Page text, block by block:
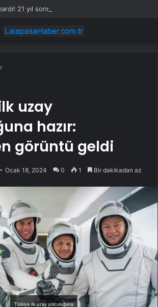
21 yıl sonra ilk… 35 ile şiddetli geliyor
uzay
hazır:
görüntü geldi
Ocak 18, 2024 0 1 Bir dakikadan az